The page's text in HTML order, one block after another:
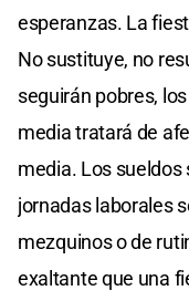
esperanzas. La
No sustituye, no
seguirán pobres,
media tratará de
media. Los sueldos
jornadas laborales
mezquinos o de
exaltante que una